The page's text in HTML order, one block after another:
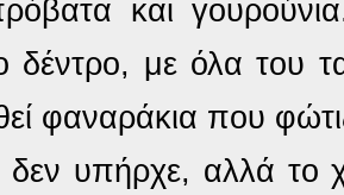
και
δέντρο, με όλα του
φαναράκια που
υπήρχε, αλλά το